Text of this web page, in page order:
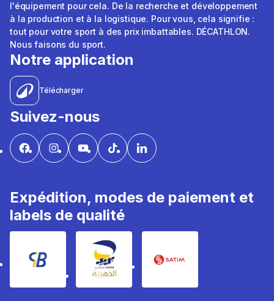
l'équipement pour cela. De la recherche et développement
à la production et à la logistique. Pour vous, cela signifie :
tout pour votre sport à des prix imbattables. DÉCATHLON.
Nous faisons du sport.
Notre application
Télécharger
Suivez-nous
Expédition, modes de paiement et
labels de qualité